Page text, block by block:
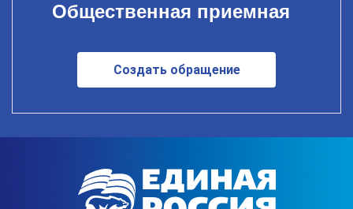
Общественная приемная
Создать обращение